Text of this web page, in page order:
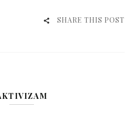
SHARE THIS POST